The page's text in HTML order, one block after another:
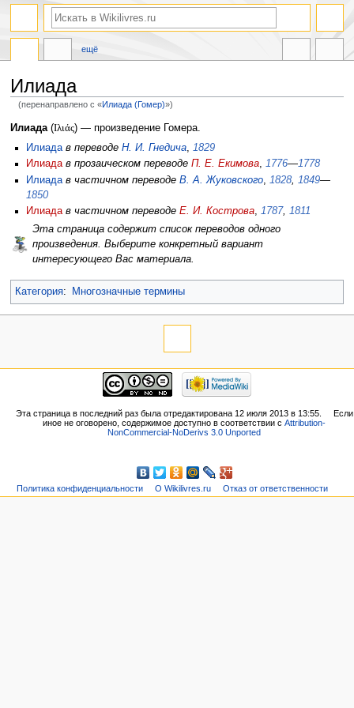
Илиада
(перенаправлено с «Илиада (Гомер)»)
Перейти
навигации
Перейти
поиску
Илиада(Ιλιάς) — произведение Гомера.
Илиада в переводе Н. И. Гнедича, 1829
Илиада в прозаическом переводе П. Е. Екимова, 1776—1778
Илиада в частичном переводе В. А. Жуковского 1828 1849—
1850
Илиада в частичном переводе Е. И. Кострова, 1787, 1811
Эта страница содержит список переводов одного
произведения. Выберите конкретный вариант
интересующего Вас материала.
Категория: Многозначные термины
ещё
Эта страница в последний раз была отредактирована 12 июля 2013 в 13:55.
Если
иное не оговорено, содержимое доступно в соответствии сAttribution-
NonCommercial-NoDerivs 3.0 Unported
Политика конфиденциальности О Wikilivres.ru Отказ от ответственности